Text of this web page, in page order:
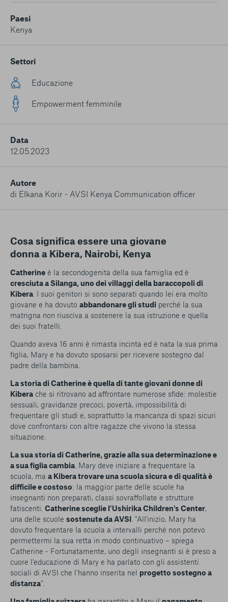
conto del fatto che il blocco di alcuni cookie può
condizionare l’esperienza sulla Piattaforma e il suo
funzionamento. Premendo “Conferma le mie scelte”, la
selezione relativa ai cookie effettuata verrà salvata. Se non è
stata selezionata alcuna opzione, premere questo pulsante
equivarrà a rifiutare tutti i cookie. Per ulteriori informazioni, è
Cookie strettamente necessari
Cookie di analisi
Cookies di marketing
Paesi
Kenya
Settori
Educazione
Empowerment femminile
Data
12.05.2023
Autore
di Elkana Korir - AVSI Kenya Communication officer
Cosa significa essere una giovane
donna a Kibera, Nairobi, Kenya
Catherine è la secondogenita della sua famiglia ed è
cresciuta a Silanga, uno dei villaggi della baraccopoli di
Kibera . I suoi genitori si sono separati quando lei era molto
giovane e ha dovuto abbandonare gli studi perché la sua
matrigna non riusciva a sostenere la sua istruzione e quella
dei suoi fratelli.
Quando aveva 16 anni è rimasta incinta ed è nata la sua prima
figlia, Mary e ha dovuto sposarsi per ricevere sostegno dal
padre della bambina.
La storia di Catherine è quella di tante giovani donne di
Kibera che si ritrovano ad affrontare numerose sfide: molestie
sessuali, gravidanze precoci, povertà, impossibilità di
frequentare gli studi e, soprattutto la mancanza di spazi sicuri
dove confrontarsi con altre ragazze che vivono la stessa
situazione.
La sua storia di Catherine, grazie alla sua determinazione e
a sua figlia cambia . Mary deve iniziare a frequentare la
scuola, ma a Kibera trovare una scuola sicura e di qualità è
difficile e costoso: la maggior parte delle scuole ha
insegnanti non preparati, classi sovraffollate e strutture
fatiscenti. Catherine sceglie l'Ushirika Children's Center,
una delle scuole sostenute da AVSI . "All'inizio, Mary ha
dovuto frequentare la scuola a intervalli perché non potevo
permettermi la sua retta in modo continuativo – spiega
Catherine - Fortunatamente, uno degli insegnanti si è preso a
cuore l’educazione di Mary e ha parlato con gli assistenti
sociali di AVSI che l’hanno inserita nel progetto sostegno a
distanza”.